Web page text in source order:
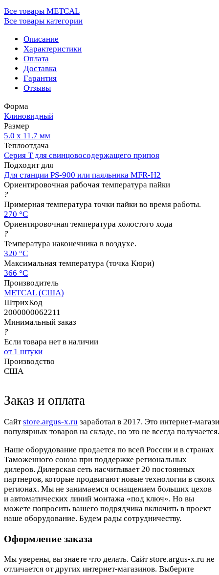
Все товары METCAL
Все товары категории
Описание
Характеристики
Оплата
Доставка
Гарантия
Отзывы
Форма
Клиновидный
Размер
5.0 х 11.7 мм
Теплоотдача
Серия T для свинцовосодержащего припоя
Подходит для
Для станции PS-900 или паяльника MFR-H2
Ориентировочная рабочая температура пайки
?
Примерная температура точки пайки во время работы.
270 °C
Ориентировочная температура холостого хода
?
Температура наконечника в воздухе.
320 °C
Максимальная температура (точка Кюри)
366 °C
Производитель
METCAL (США)
ШтрихКод
2000000062211
Минимальный заказ
?
Если товара нет в наличии
от 1 штуки
Производство
США
Заказ и оплата
Cайтstore.argus-x.ru заработал в 2017. Это интернет-
популярных товаров на складе, но это не всегда
Наше оборудование продается по всей России и в странах
Таможенного союза при поддержке региональных
дилеров. Дилерская сеть насчитывает 20 постоянных
партнеров, которые продвигают новые технологии в своих
регионах. Мы не занимаемся оснащением больших цехов
и автоматических линий монтажа «под ключ». Но вы
можете попросить вашего подрядчика включить в проект
наше оборудование. Будем рады сотрудничеству.
Оформление заказа
Мы уверены, вы знаете что делать. Сайт store.argus-x.ru не
отличается от других интернет-магазинов. Выберите